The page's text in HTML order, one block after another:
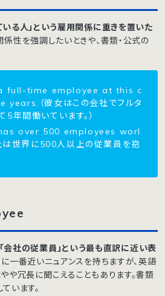
いる人」という雇用関係に重きを置いた
係性を強調したいときや、書類・公式の
full-time employee at this c
（彼女はこの会社でフルタ
5年間働いています。）
over 500 employees worl
世界に500人以上の従業員を抱
「会社の従業員」という最も直訳に近い表
に一番近いニュアンスを持ちますが、英語
や冗長に聞こえることもあります。書類
います。